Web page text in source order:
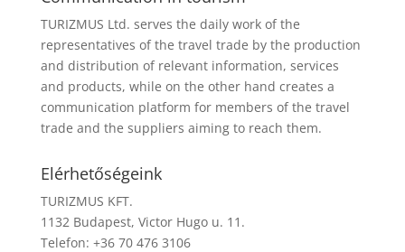
TURIZMUS Ltd. serves the daily work of the
representatives of the travel trade by the production
and distribution of relevant information, services
and products, while on the other hand creates a
communication platform for members of the travel
trade and the suppliers aiming to reach them.
Elérhetőségeink
TURIZMUS KFT.
1132 Budapest, Victor Hugo u. 11.
Telefon: +36 70 476 3106